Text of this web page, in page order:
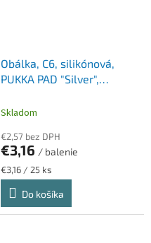
Obálka, C6, silikónová,
PUKKA PAD "Silver",
Skladom
€2,57 bez DPH
€3,16 / balenie
Jednotková
cena:
€3,16 / 25 ks
Do košíka